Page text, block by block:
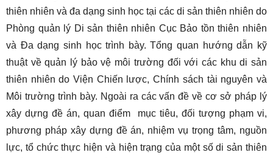
thiên nhiên và đa dạng sinh học tại các di sản thiên nhiên do
Phòng quản lý Di sản thiên nhiên Cục Bảo tồn thiên nhiên
và Đa dạng sinh học trình bày. Tổng quan hướng dẫn kỹ
thuật về quản lý bảo vệ môi trường đối với các khu di sản
thiên nhiên do Viện Chiến lược, Chính sách tài nguyên và
Môi trường trình bày. Ngoài ra các vấn đề về cơ sở pháp lý
xây dựng đề án, quan điểm mục tiêu, đối tượng phạm vi,
phương pháp xây dựng đề án, nhiệm vụ trọng tâm, nguồn
lực, tổ chức thực hiện và hiện trạng của một số di sản thiên